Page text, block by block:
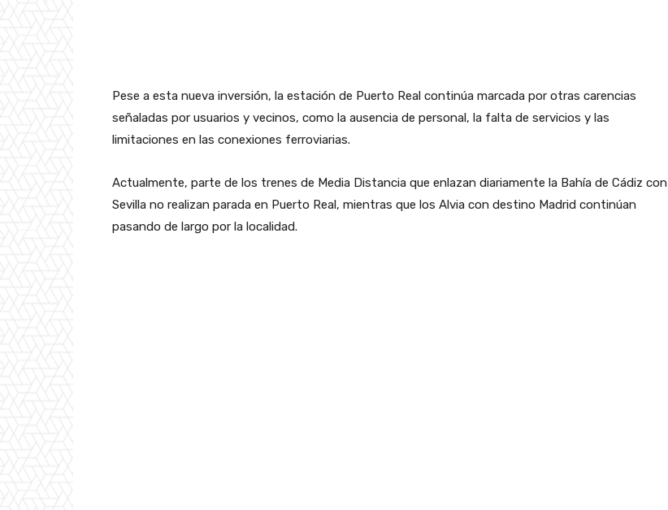
Pese a esta nueva inversión, la estación de Puerto Real continúa marcada por otras carencias
señaladas por usuarios y vecinos, como la ausencia de personal, la falta de servicios y las
limitaciones en las conexiones ferroviarias.
Actualmente, parte de los trenes de Media Distancia que enlazan diariamente la Bahía de Cádiz con
Sevilla no realizan parada en Puerto Real, mientras que los Alvia con destino Madrid continúan
pasando de largo por la localidad.